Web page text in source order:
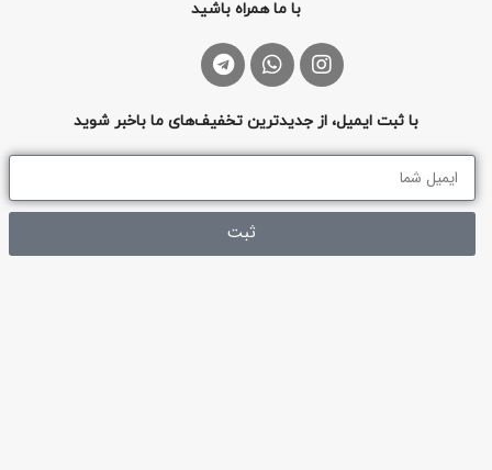
با ما همراه باشید
با ثبت ایمیل، از جدیدترین تخفیف‌های ما باخبر شوید
ثبت